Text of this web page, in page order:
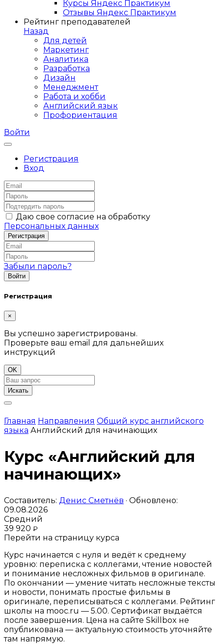
Курсы Яндекс Практикум
Отзывы Яндекс Практикум
Рейтинг преподавателей
Назад
Для детей
Маркетинг
Аналитика
Разработка
Дизайн
Менеджмент
Работа и хобби
Английский язык
Профориентация
Войти
Регистрация
Вход
Даю свое согласие на обработку
Персональных данных
Забыли пароль?
Регистрация
×
Вы успешно зарегистрированы.
Проверьте ваш email для дальнейших
инструкций
OK
Искать
Главная Направления Общий курс английского
языка Английский для начинающих
Курс «Английский для
начинающих»
Составитель: Денис Сметнёв · Обновлено:
09.08.2026
Средний
39 920 ₽
Перейти на страницу курса
Курс начинается с нуля и ведёт к среднему
уровню: переписка с коллегами, чтение новостей
и понимание несложных фильмов в оригинале.
По окончании — умение читать несложные тексты
и новости, понимать простые фильмы в
оригинале, переписываться с коллегами. Рейтинг
школы на mooc.ru — 5.00. Сертификат выдаётся
после завершения. Цена на сайте Skillbox не
опубликована — актуальную стоимость уточняйте
там напрямую.